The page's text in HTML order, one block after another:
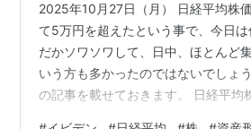
2025年10月27日（月） 日経平均株
て5万円を超えたという事で、今日
だかソワソワして、日中、ほとんど
いう方も多かったのではないでしょ
の記事を載せておきます。 日経平均